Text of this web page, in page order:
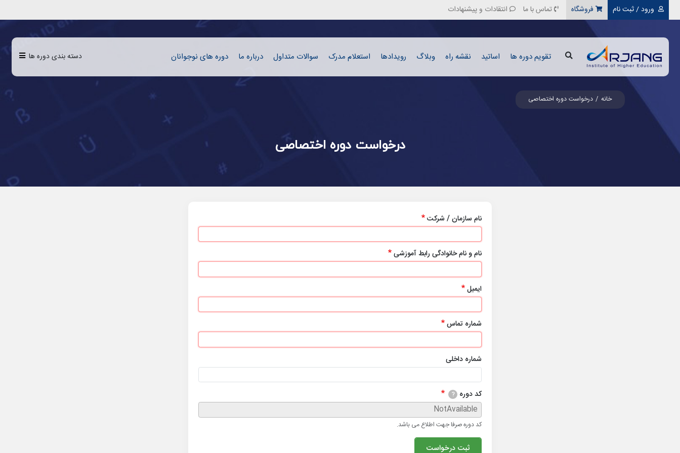
ورود / ثبت نام فروشگاه تماس با ما انتقادات و پیشنهادات
تقویم دوره ها اساتید نقشه راه وبلاگ رویدادها استعلام مدرک سوالات متداول درباره ما دوره‌‌‌ های نوجوانان دسته بندی دوره ها
خانه درخواست دوره اختصاصی
درخواست دوره اختصاصی
نام سازمان / شرکت
نام و نام خانوادگی رابط آموزشی
ایمیل
شماره تماس
شماره داخلی
کد دوره ?
کد دوره صرفا جهت اطلاع می باشد.